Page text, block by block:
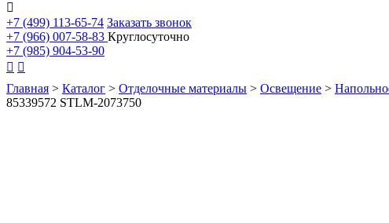

+7 (499) 113-65-74 Заказать звонок
+7 (966) 007-58-83 Круглосуточно
+7 (985) 904-53-90
 
Главная > Каталог > Отделочные материалы > Освещение >
85339572 STLM-2073750